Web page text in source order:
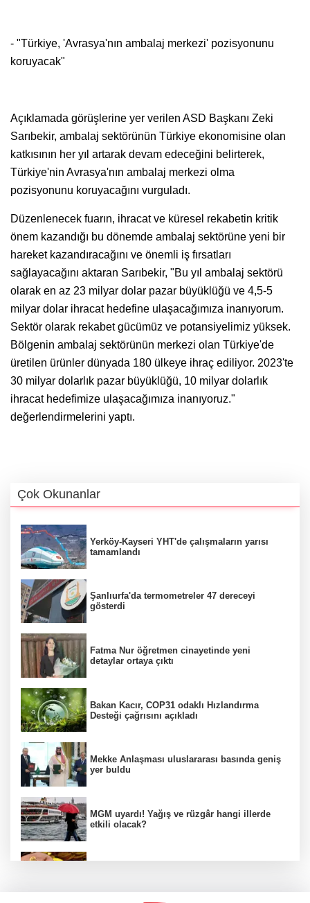
- "Türkiye, 'Avrasya'nın ambalaj merkezi' pozisyonunu
koruyacak"
Açıklamada görüşlerine yer verilen ASD Başkanı Zeki
Sarıbekir, ambalaj sektörünün Türkiye ekonomisine olan
katkısının her yıl artarak devam edeceğini belirterek,
Türkiye'nin Avrasya'nın ambalaj merkezi olma
pozisyonunu koruyacağını vurguladı.
Düzenlenecek fuarın, ihracat ve küresel rekabetin kritik
önem kazandığı bu dönemde ambalaj sektörüne yeni bir
hareket kazandıracağını ve önemli iş fırsatları
sağlayacağını aktaran Sarıbekir, "Bu yıl ambalaj sektörü
olarak en az 23 milyar dolar pazar büyüklüğü ve 4,5-5
milyar dolar ihracat hedefine ulaşacağımıza inanıyorum.
Sektör olarak rekabet gücümüz ve potansiyelimiz yüksek.
Bölgenin ambalaj sektörünün merkezi olan Türkiye'de
üretilen ürünler dünyada 180 ülkeye ihraç ediliyor. 2023'te
30 milyar dolarlık pazar büyüklüğü, 10 milyar dolarlık
ihracat hedefimize ulaşacağımıza inanıyoruz."
değerlendirmelerini yaptı.
Çok Okunanlar
Yerköy-Kayseri YHT'de çalışmaların yarısı
tamamlandı
Şanlıurfa'da termometreler 47 dereceyi
gösterdi
Fatma Nur öğretmen cinayetinde yeni
detaylar ortaya çıktı
Bakan Kacır, COP31 odaklı Hızlandırma
Desteği çağrısını açıkladı
Mekke Anlaşması uluslararası basında geniş
yer buldu
MGM uyardı! Yağış ve rüzgâr hangi illerde
etkili olacak?